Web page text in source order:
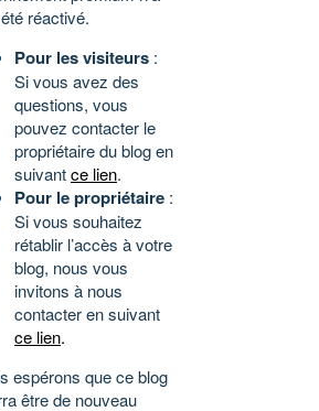
réactivé.
Pour les visiteurs :
Si vous avez des
questions, vous
pouvez contacter le
propriétaire du blog en
suivantce lien.
Pour le propriétaire :
Si vous souhaitez
rétablir l’accès à votre
blog, nous vous
invitons à nous
contacter en suivant
ce lien.
espérons que ce blog
être de nouveau